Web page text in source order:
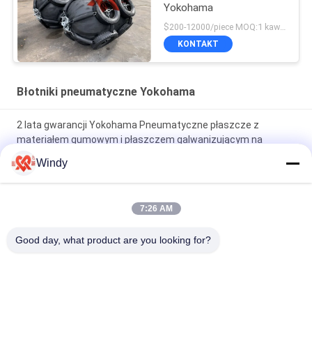
Yokohama
$200-12000/piece MOQ:1 kawałek
KONTAKT
Błotniki pneumatyczne Yokohama
2 lata gwarancji Yokohama Pneumatyczne płaszcze z
materiałem gumowym i płaszczem galwanizującym na
gorąco
Gorąca galwanizacja Yokohama Marine Fender dla
długotrwałej ochrony części morskich
statków Średnica płaszcza galwanizacji ciepłej 0,5-4,5 m
Windy
7:26 AM
Good day, what product are you looking for?